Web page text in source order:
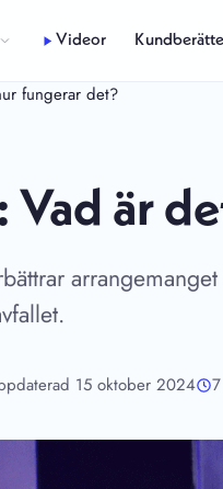
Videor
fungerar det?
Vad är
15 oktober 2024